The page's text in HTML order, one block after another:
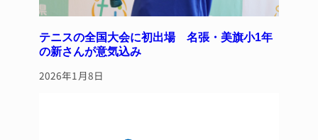
テニスの全国大会に初出場 名張・美旗小1年
の新さんが意気込み
2026年1月8日